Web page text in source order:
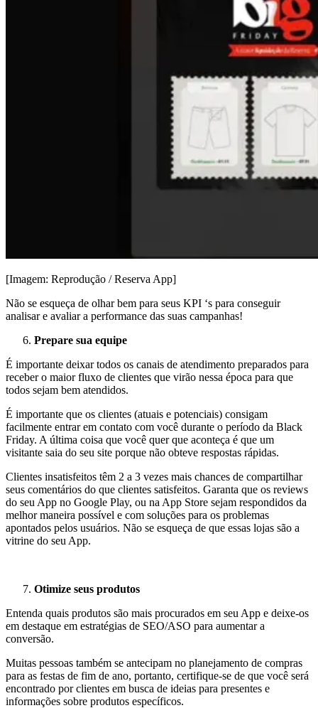
[Imagem: Reprodução / Reserva App]
Não se esqueça de olhar bem para seus KPI ‘s para conseguir
analisar e avaliar a performance das suas campanhas!
Prepare sua equipe
É importante deixar todos os canais de atendimento preparados para
receber o maior fluxo de clientes que virão nessa época para que
todos sejam bem atendidos.
É importante que os clientes (atuais e potenciais) consigam
facilmente entrar em contato com você durante o período da Black
Friday. A última coisa que você quer que aconteça é que um
visitante saia do seu site porque não obteve respostas rápidas.
Clientes insatisfeitos têm 2 a 3 vezes mais chances de compartilhar
seus comentários do que clientes satisfeitos. Garanta que os reviews
do seu App no Google Play, ou na App Store sejam respondidos da
melhor maneira possível e com soluções para os problemas
apontados pelos usuários. Não se esqueça de que essas lojas são a
vitrine do seu App.
Otimize seus produtos
Entenda quais produtos são mais procurados em seu App e deixe-os
em destaque em estratégias de SEO/ASO para aumentar a
conversão.
Muitas pessoas também se antecipam no planejamento de compras
para as festas de fim de ano, portanto, certifique-se de que você será
encontrado por clientes em busca de ideias para presentes e
informações sobre produtos específicos.